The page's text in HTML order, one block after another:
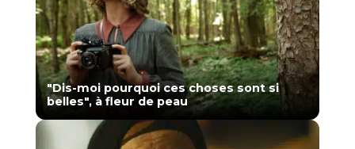
"Dis-moi pourquoi ces choses sont si
belles", à fleur de peau